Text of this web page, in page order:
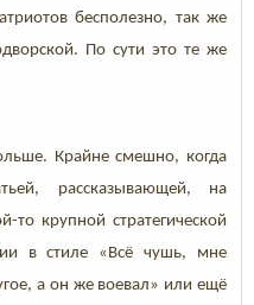
бесполезно, так же
По сути это те же
Крайне смешно, когда
рассказывающей, на
то крупной стратегической
в стиле «Всё чушь, мне
а он же воевал» или ещё